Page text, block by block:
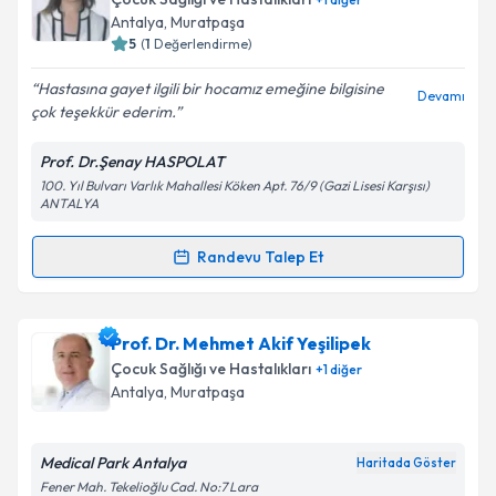
için bir takvim hazırlandığında e-posta ile
bilgilendireceğiz.
E-posta Adresiniz
Kişisel verilerimin işlenmesine ilişkinAydınlatma
kapsamda işlenmesini kabul ediyorum.
Antalya, Muratpaşa
5 (1 Değerlendirme)
Hastasına gayet ilgili bir hocamız emeğine bilgisine
çok teşekkür ederim.
Devamı
Prof. Dr.Şenay HASPOLAT
100. Yıl Bulvarı Varlık Mahallesi Köken Apt. 76/9 (Gazi Lisesi Karşısı)
ANTALYA
Randevu Talep Et
Randevu Takvimi Talebi
Prof. Dr. Şenay Haspolatiçin randevu takvimi talebi
oluşturun. Size bu uzmandan randevu almanız için bir
takvim hazırlandığında e-posta ile bilgilendireceğiz.
Prof. Dr. Mehmet Akif Yeşilipek
Çocuk Sağlığı ve Hastalıkları +1diğer
Antalya, Muratpaşa
Medical Park Antalya Haritada Göster
Fener Mah. Tekelioğlu Cad. No:7 Lara